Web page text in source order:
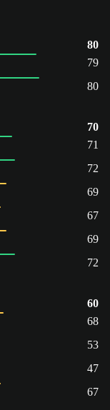
80
79
80
70
71
72
69
67
69
72
60
68
53
47
67